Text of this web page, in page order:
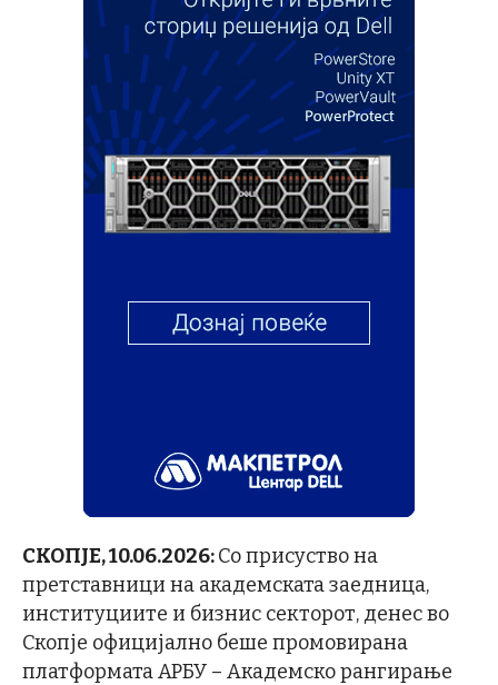
СКОПЈЕ,10.06.2026:Со присуство на
претставници на академската заедница,
институциите и бизнис секторот, денес во
Скопје официјално беше промовирана
платформата АРБУ – Академско рангирање